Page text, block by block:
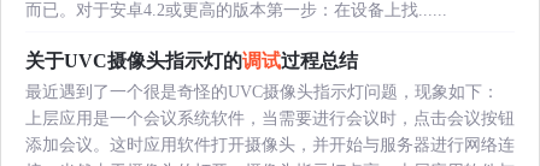
而已。对于安卓4.2或更高的版本第一步：在设备上找......
关于UVC摄像头指示灯的调试过程总结
最近遇到了一个很是奇怪的UVC摄像头指示灯问题，现象如下：
上层应用是一个会议系统软件，当需要进行会议时，点击会议按钮
添加会议。这时应用软件打开摄像头，并开始与服务器进行网络连